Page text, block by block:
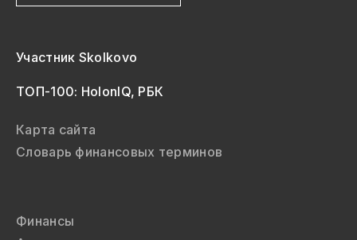
Участник Skolkovo
ТОП-100: HolonIQ, РБК
Карта сайта
Словарь финансовых терминов
Финансы